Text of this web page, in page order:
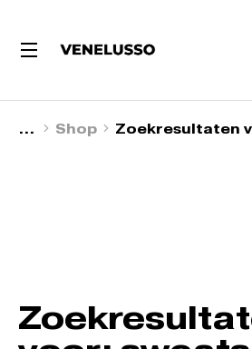
Je bent hier:
Shop Zoekresultaten